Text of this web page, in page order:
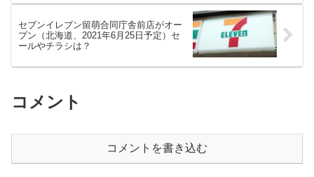
セブンイレブン留萌合同庁舎前店がオー
プン（北海道、2021年6月25日予定）セ
ールやチラシは？
コメント
コメントを書き込む